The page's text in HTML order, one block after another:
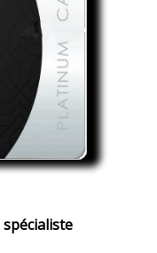
spécialiste